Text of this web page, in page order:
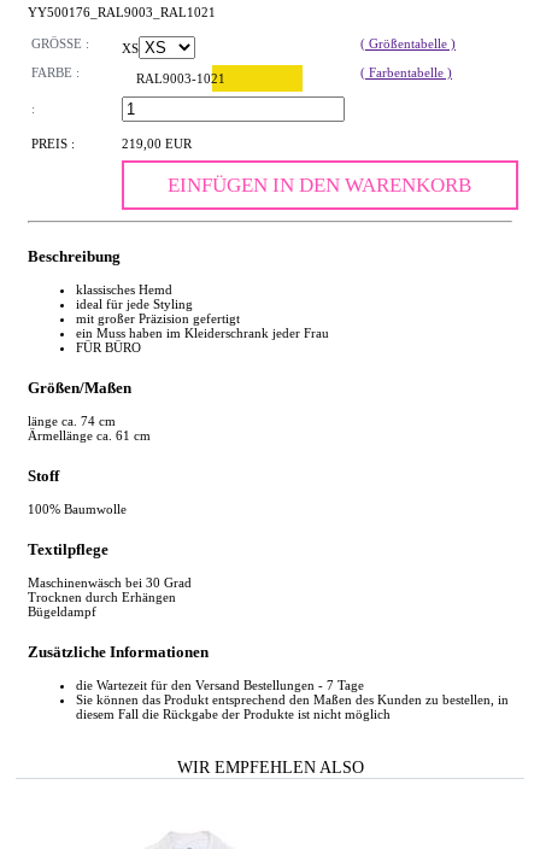
YY500176_RAL9003_RAL1021
GRÖSSE : XS
( Größentabelle )
FARBE :
RAL9003-1021 ( Farbentabelle )
:
PREIS : 219,00 EUR
EINFÜGEN IN DEN WARENKORB
Beschreibung
klassisches Hemd
ideal für jede Styling
mit großer Präzision gefertigt
ein Muss haben im Kleiderschrank jeder Frau
FÜR BÜRO
Größen/Maßen
länge ca. 74 cm
Ärmellänge ca. 61 cm
Stoff
100% Baumwolle
Textilpflege
Maschinenwäsch bei 30 Grad
Trocknen durch Erhängen
Bügeldampf
Zusätzliche Informationen
die Wartezeit für den Versand Bestellungen - 7 Tage
Sie können das Produkt entsprechend den Maßen des Kunden zu bestellen, in
diesem Fall die Rückgabe der Produkte ist nicht möglich
WIR EMPFEHLEN ALSO